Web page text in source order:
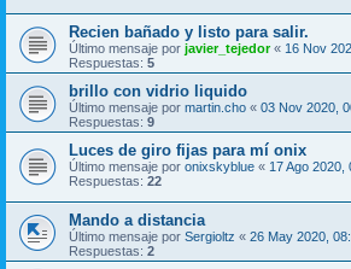
Recien bañado y listo para salir.
Último mensaje por javier_tejedor« 16 Nov
Respuestas: 5
brillo con vidrio liquido
Último mensaje por martin.cho « 03 Nov 2020,
Respuestas: 9
Luces de giro fijas para mí onix
Último mensaje por onixskyblue « 17 Ago 2020,
Respuestas: 22
Mando a distancia
Último mensaje por Sergioltz « 26 May 2020,
Respuestas: 2